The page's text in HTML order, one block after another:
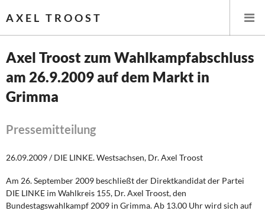
AXEL TROOST
Startseite
Leitlinien linker Wirtschafts- und Finanzpolitik
Wirtschaftspolitik
Steuer- und Finanzpolitik
Axel Troost zum Wahlkampfabschluss
am 26.9.2009 auf dem Markt in
Grimma
Pressemitteilung
26.09.2009 / DIE LINKE. Westsachsen, Dr. Axel Troost
Am 26. September 2009 beschließt der Direktkandidat der Partei
DIE LINKE im Wahlkreis 155, Dr. Axel Troost, den
Bundestagswahlkampf 2009 in Grimma. Ab 13.00 Uhr wird sich auf